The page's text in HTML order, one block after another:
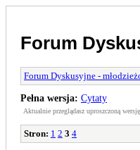
Forum
Forum Dyskusyjne -
Pełna wersja: Cytaty
Aktualnie przeglądasz uproszczoną
Stron: 1 2 3 4